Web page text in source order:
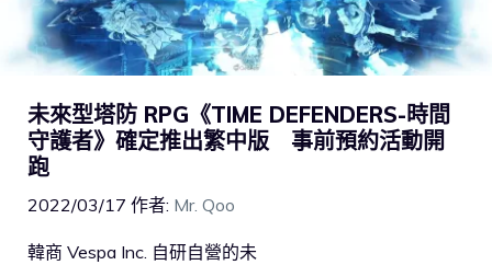
未來型塔防 RPG《TIME DEFENDERS-時間
守護者》確定推出繁中版 事前預約活動開
跑
2022/03/17 作者: Mr. Qoo
韓商 Vespa Inc. 自研自營的未